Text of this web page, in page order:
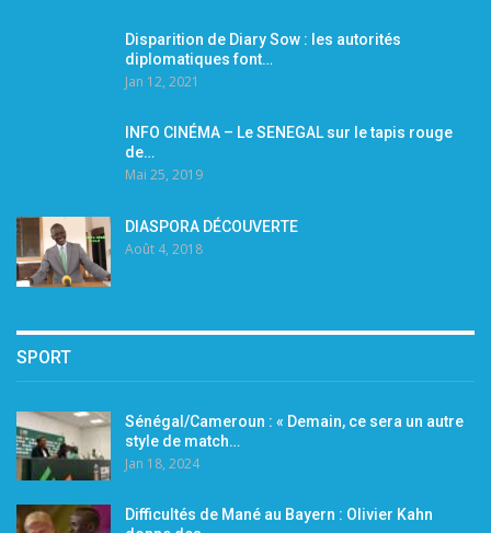
Disparition de Diary Sow : les autorités
diplomatiques font…
Jan 12, 2021
INFO CINÉMA – Le SENEGAL sur le tapis rouge
de…
Mai 25, 2019
DIASPORA DÉCOUVERTE
Août 4, 2018
SPORT
Sénégal/Cameroun : « Demain, ce sera un autre
style de match…
Jan 18, 2024
Difficultés de Mané au Bayern : Olivier Kahn